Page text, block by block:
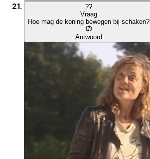
??
Vraag
Hoe mag de koning bewegen bij schaken?
Antwoord